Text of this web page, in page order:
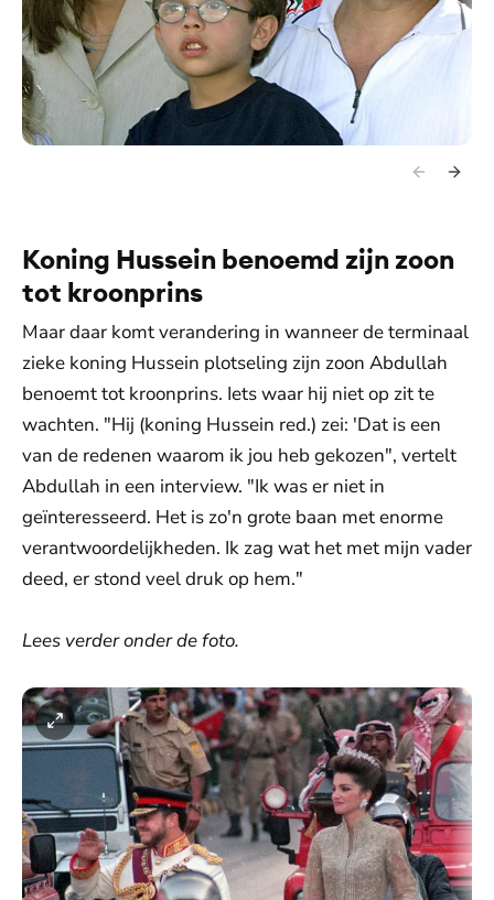
Koning Hussein benoemd zijn zoon
tot kroonprins
Maar daar komt verandering in wanneer de terminaal
zieke koning Hussein plotseling zijn zoon Abdullah
benoemt tot kroonprins. Iets waar hij niet op zit te
wachten. "Hij (koning Hussein red.) zei: 'Dat is een
van de redenen waarom ik jou heb gekozen", vertelt
Abdullah in een interview. "Ik was er niet in
geïnteresseerd. Het is zo'n grote baan met enorme
verantwoordelijkheden. Ik zag wat het met mijn vader
deed, er stond veel druk op hem."
Lees verder onder de foto.